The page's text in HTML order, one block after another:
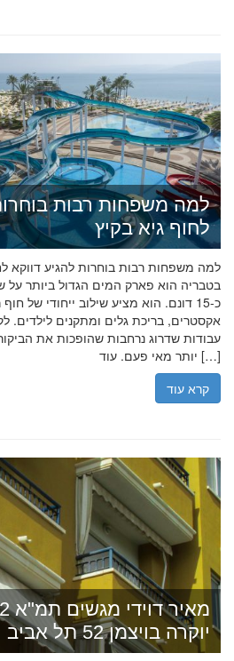
למה משפחות רבות
לחוף גיא בקיץ
למה משפחות רבות בוחרות להגיע דווקא
בטבריה הוא פארק המים הגדול ביותר
כ-15 דונם. הוא מציע שילוב ייחודי של
עבודות שדרוג נרחבות שהופכות את
יותר מאי פעם. עוד […]
קרא עוד
יוקרה בויצמן 52 תל אביב